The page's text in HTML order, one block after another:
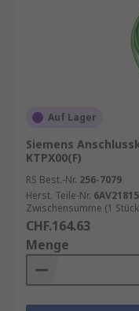
Auf Lager
Siemens
KTPX00(F)
RS Best.-Nr. 256-7079
Herst. Teile-Nr.
Zwischensumme (1
CHF.164.63
Menge